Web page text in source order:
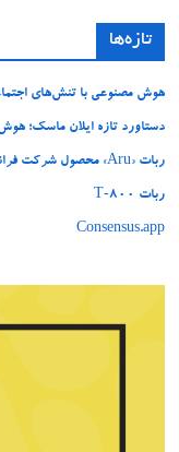
تازه‌ها
هوش مصنوعی با تنش‌های
دستاورد تازه ایلان ماسک؛
ربات «Aru» محصول شرکت فرانسوی Nio Robotics
ربات T‑800
Consensus.app